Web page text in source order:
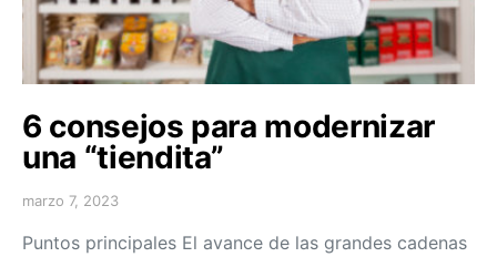
6 consejos para modernizar
una “tiendita”
marzo 7, 2023
Puntos principales El avance de las grandes cadenas